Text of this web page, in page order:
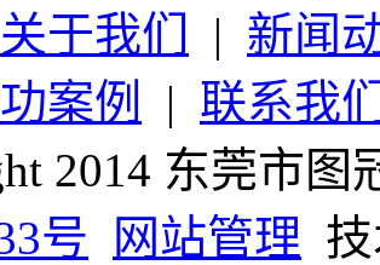
关于我们 | 新闻
案例 | 联系我
2014 东莞市
号
网站管理